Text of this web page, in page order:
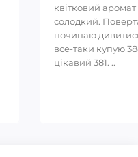
квітковий аромат
солодкий.
починаю
все-таки купую
цікавий 381. ..